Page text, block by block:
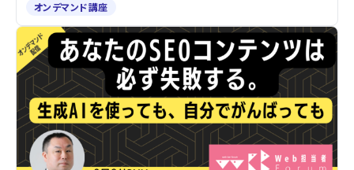
オンデマンド講座